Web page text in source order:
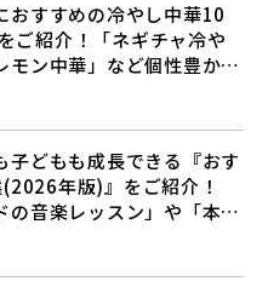
おすすめの冷やし中華10
ご紹介！「ネギチャ冷や
モン中華」など個性豊かな
子どもも成長できる『おす
年版)』をご紹介！
の音楽レッスン」や「本格
で新しい自分を見つけよ